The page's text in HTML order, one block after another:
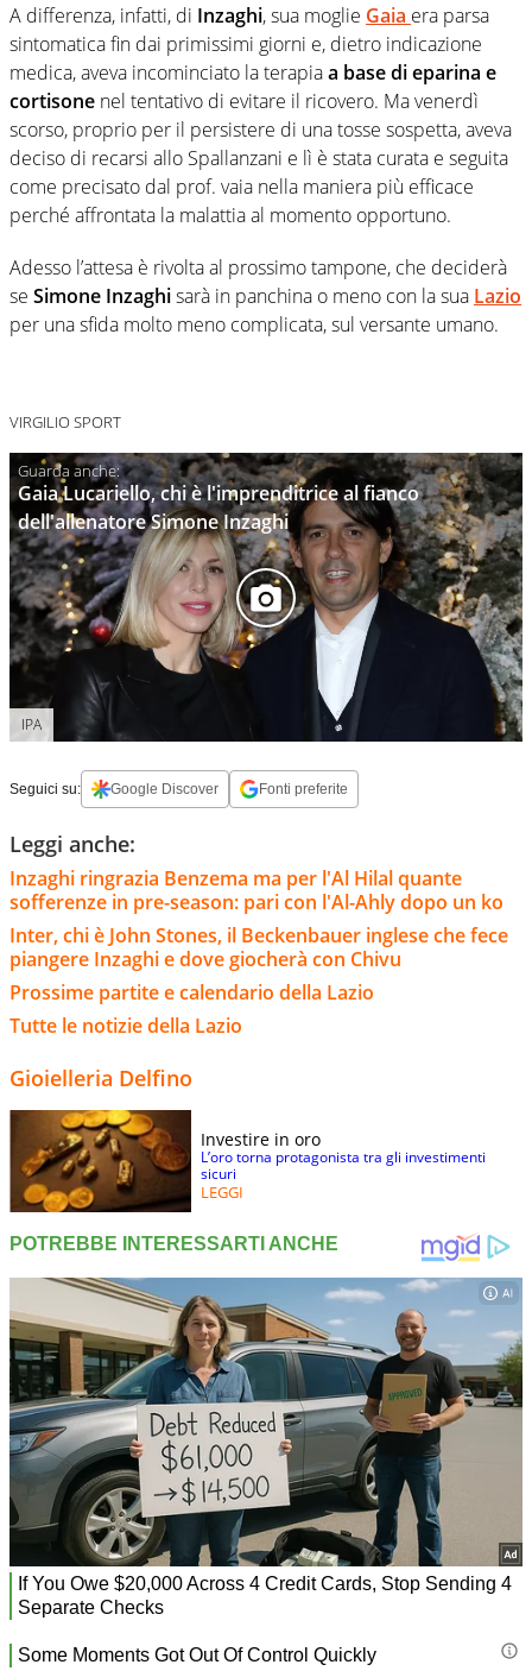
A differenza, infatti, di Inzaghi, sua moglie Gaia era parsa
sintomatica fin dai primissimi giorni e, dietro indicazione
medica, aveva incominciato la terapiaa base di eparina e
cortisone nel tentativo di evitare il ricovero. Ma venerdì
scorso, proprio per il persistere di una tosse sospetta, aveva
deciso di recarsi allo Spallanzani e lì è stata curata e seguita
come precisato dal prof. vaia nella maniera più efficace
perché affrontata la malattia al momento opportuno.
Adesso l’attesa è rivolta al prossimo tampone, che deciderà
se Simone Inzaghisarà in panchina o meno con la sua Lazio
per una sfida molto meno complicata, sul versante umano.
VIRGILIO SPORT
Gaia Lucariello, chi è l'imprenditrice al fianco
dell'allenatore Simone Inzaghi
IPA
Seguici su: Google Discover Fonti preferite
Leggi anche:
Inzaghi ringrazia Benzema ma per l'Al Hilal quante
sofferenze in pre-season: pari con l'Al-Ahly dopo un ko
Inter, chi è John Stones, il Beckenbauer inglese che fece
piangere Inzaghi e dove giocherà con Chivu
Prossime partite e calendario della Lazio
Tutte le notizie della Lazio
Gioielleria Delfino
Investire in oro
L’oro torna protagonista tra gli investimenti
sicuri
LEGGI